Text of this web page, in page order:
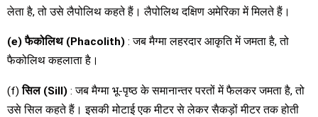
लेता है, तो उसे लैपोलिथ कहते हैं। लैपोलिथ दक्षिण अमेरिका में मिलते हैं।
(e)फैकोलिथ (Phacolith) : जब मैग्मा लहरदार आकृति में जमता है, तो
फैकोलिथ कहलाता है।
(f)सिल (Sill) : जब मैग्मा भू-पृष्ठ के समानान्तर परतों में फैलकर जमता है, तो
उसे सिल कहते हैं। इसकी मोटाई एक मीटर से लेकर सैकड़ों मीटर तक होती